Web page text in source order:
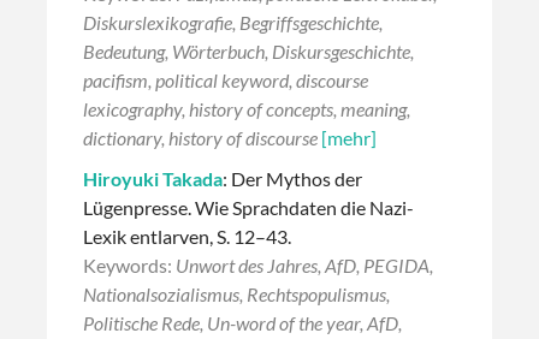
Diskurslexikografie, Begriffsgeschichte,
Bedeutung, Wörterbuch, Diskursgeschichte,
pacifism, political keyword, discourse
lexicography, history of concepts, meaning,
dictionary, history of discourse [mehr]
Hiroyuki Takada: Der Mythos der
Lügenpresse. Wie Sprachdaten die Nazi-
Lexik entlarven, S. 12–43.
Keywords: Unwort des Jahres, AfD, PEGIDA,
Nationalsozialismus, Rechtspopulismus,
Politische Rede, Un-word of the year, AfD,